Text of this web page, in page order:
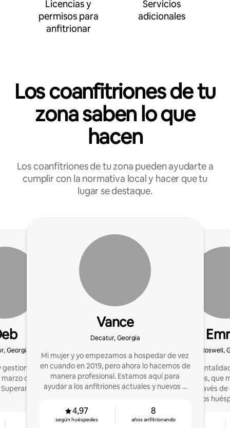
Licencias y
permisos para
anfitrionar
Servicios
adicionales
Los coanfitriones de tu
zona saben lo que
hacen
Los coanfitriones de tu zona pueden ayudarte a
cumplir con la normativa local y hacer que tu
lugar se destaque.
Georgia
mi cabaña en
de 2023 y desde
Vance
Decatur, Georgia
Mi mujer y yo empezamos a hospedar de vez
en cuando en 2019, pero ahora lo hacemos de
manera profesional. Estamos aquí para
ayudar a los anfitriones actuales y nuevos a
los alquileres de corta duración.
4,97
según huéspedes
8
años anfitrionando
Roswell,
Anfitrión con
en los resultados, que
propiedad a través
calidad para los